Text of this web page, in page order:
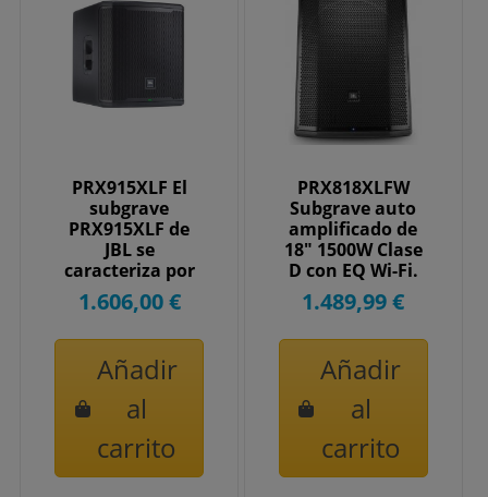
PRX915XLF El
subgrave
PRX915XLF de
JBL se
caracteriza por
sus 15" 2000W
Peak Clase D,...
1.606,00 €
Añadir
al
carrito
PRX818XLFW
Subgrave auto
amplificado de
18" 1500W Clase
D con EQ Wi-Fi.
1.489,99 €
Añadir
al
carrito